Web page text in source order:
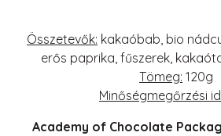
Összetevők: kakaóbab, bio
erős paprika, fűszerek,
Tömeg: 120g
Minőségmegőrzési
Academy of Chocolate